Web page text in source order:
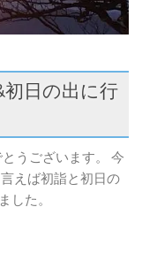
日の出に行
うございます。 今
えば初詣と初日の
した。